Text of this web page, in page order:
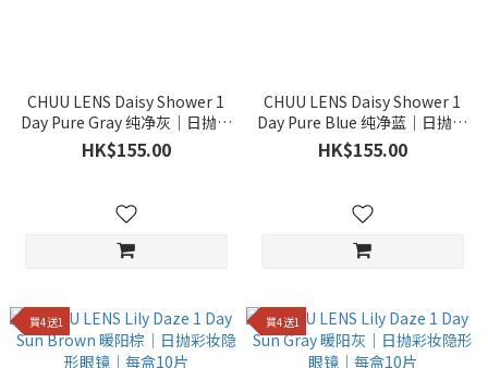
CHUU LENS Daisy Shower 1
Day Pure Gray 纯净灰｜日抛彩
妆隐形眼镜｜每盒10片
HK$155.00
CHUU LENS Daisy Shower 1
Day Pure Blue 纯净蓝｜日抛彩
妆隐形眼镜｜每盒10片
HK$155.00
買4送1 買4送1